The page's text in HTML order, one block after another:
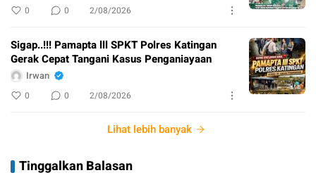
0 0 2/08/2026
Sigap..!!! Pamapta lll SPKT Polres Katingan
Gerak Cepat Tangani Kasus Penganiayaan
Irwan
0 0 2/08/2026
Lihat lebih banyak
Tinggalkan Balasan